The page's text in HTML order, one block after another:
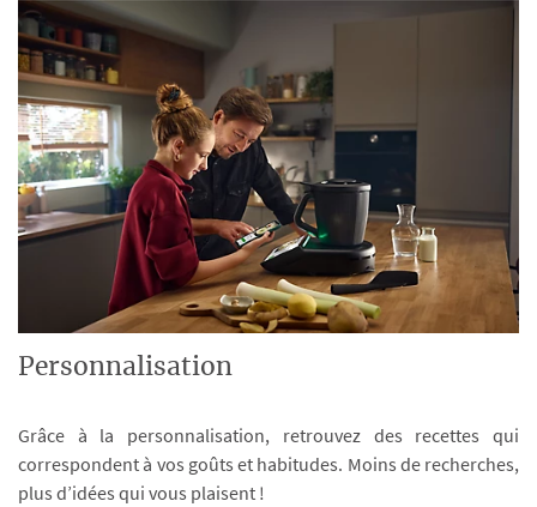
Personnalisation
Grâce à la personnalisation, retrouvez des recettes qui
correspondent à vos goûts et habitudes. Moins de recherches,
plus d’idées qui vous plaisent !